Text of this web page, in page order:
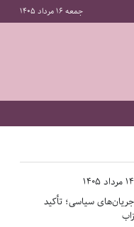
جمعه 16 مرداد 1405
سیاسی؛ تأکید